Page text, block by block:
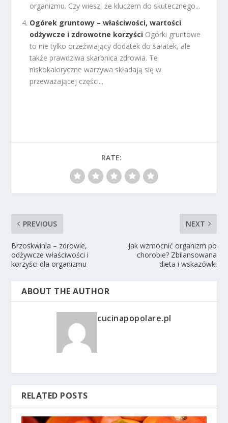
organizmu. Czy wiesz, że kluczem do skutecznego...
Ogórek gruntowy – właściwości, wartości
odżywcze i zdrowotne korzyści Ogórki gruntowe
to nie tylko orzeźwiający dodatek do sałatek, ale
także prawdziwa skarbnica zdrowia. Te
niskokaloryczne warzywa składają się w
przeważającej części...
RATE:
PREVIOUS
Brzoskwinia – zdrowie,
odżywcze właściwości i
korzyści dla organizmu
NEXT
Jak wzmocnić organizm po
chorobie? Zbilansowana
dieta i wskazówki
ABOUT THE AUTHOR
cucinapopolare.pl
RELATED POSTS